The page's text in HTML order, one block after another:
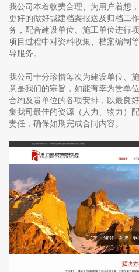
我公司本着收费合理、为用户着想
更好的做好城建档案报送及归档工
务，配合建设单位、施工单位进行
项目过程中对资料收集、档案编制
导服务。
我公司十分珍惜每次为建设单位、
意是我们的宗旨，如能有幸为贵单
合约及贵单位的各项安排，以最良
集我司最佳的资源（人力、物力）
责任，确保如期完成合同内容。